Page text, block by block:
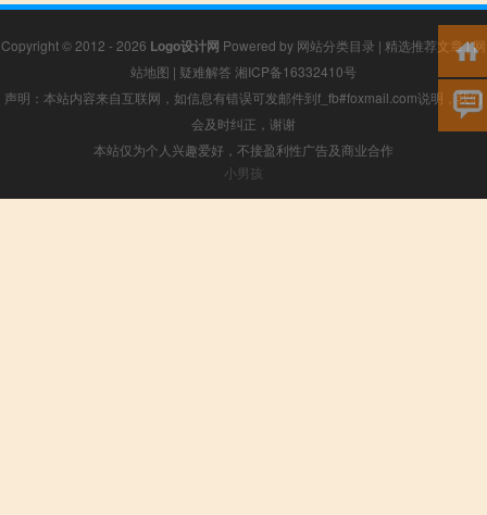
Copyright © 2012 - 2026 Logo设计网 Powered by 网站分类目录 | 精选推荐文章|网
站地图 | 疑难解答 湘ICP备16332410号
声明：本站内容来自互联网，如信息有错误可发邮件到f_fb#foxmail.com说明，我们
会及时纠正，谢谢
本站仅为个人兴趣爱好，不接盈利性广告及商业合作
小男孩